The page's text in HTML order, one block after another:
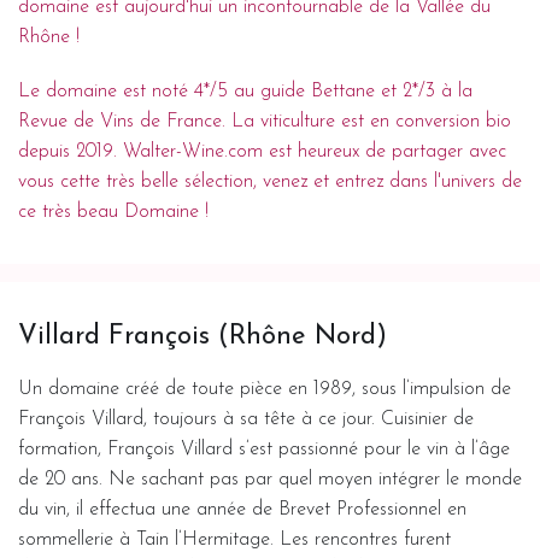
domaine est aujourd'hui un incontournable de la Vallée du
Rhône !
Le domaine est noté 4*/5 au guide Bettane et 2*/3 à la
Revue de Vins de France. La viticulture est en conversion bio
depuis 2019. Walter-Wine.com est heureux de partager avec
vous cette très belle sélection, venez et entrez dans l'univers de
ce très beau Domaine !
Villard François (Rhône Nord)
Un domaine créé de toute pièce en 1989, sous l’impulsion de
François Villard, toujours à sa tête à ce jour. Cuisinier de
formation, François Villard s’est passionné pour le vin à l’âge
de 20 ans. Ne sachant pas par quel moyen intégrer le monde
du vin, il effectua une année de Brevet Professionnel en
sommellerie à Tain l’Hermitage. Les rencontres furent